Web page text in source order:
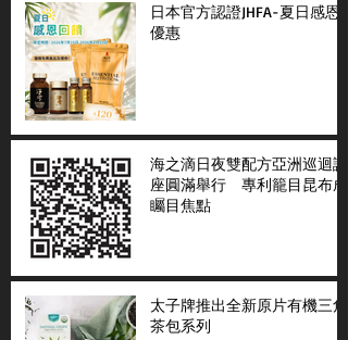
日本官方認證JHFA-夏日感恩
優惠
海之滴日夜雙配方亞洲巡迴講
座圓滿舉行 專利籠目昆布成
矚目焦點
太子牌推出全新原片有機三角
茶包系列